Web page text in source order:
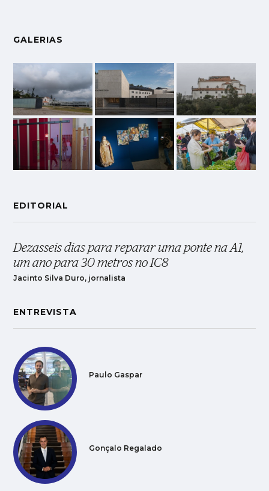
GALERIAS
EDITORIAL
Dezasseis dias para reparar uma ponte na A1,
um ano para 30 metros no IC8
Jacinto Silva Duro, jornalista
ENTREVISTA
Paulo Gaspar
Gonçalo Regalado